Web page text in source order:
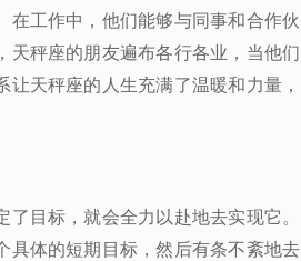
工作中，他们能够与同事和合作伙
天秤座的朋友遍布各行各业，当他们
天秤座的人生充满了温暖和力量，
目标，就会全力以赴地去实现它。
具体的短期目标，然后有条不紊地去